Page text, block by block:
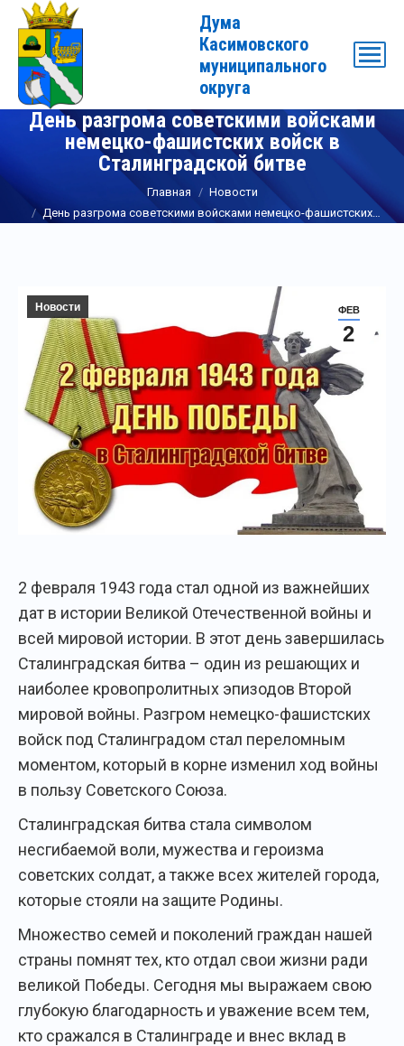
Дума
Касимовского
муниципального
округа
День разгрома советскими войсками
немецко-фашистских войск в
Сталинградской битве
Вы здесь: Главная
Новости
День разгрома советскими войсками немецко-фашистских…
ФЕВ
2
Новости
2 февраля 1943 года стал одной из важнейших
дат в истории Великой Отечественной войны и
всей мировой истории. В этот день завершилась
Сталинградская битва – один из решающих и
наиболее кровопролитных эпизодов Второй
мировой войны. Разгром немецко-фашистских
войск под Сталинградом стал переломным
моментом, который в корне изменил ход войны
в пользу Советского Союза.
Сталинградская битва стала символом
несгибаемой воли, мужества и героизма
советских солдат, а также всех жителей города,
которые стояли на защите Родины.
Множество семей и поколений граждан нашей
страны помнят тех, кто отдал свои жизни ради
великой Победы. Сегодня мы выражаем свою
глубокую благодарность и уважение всем тем,
кто сражался в Сталинграде и внес вклад в